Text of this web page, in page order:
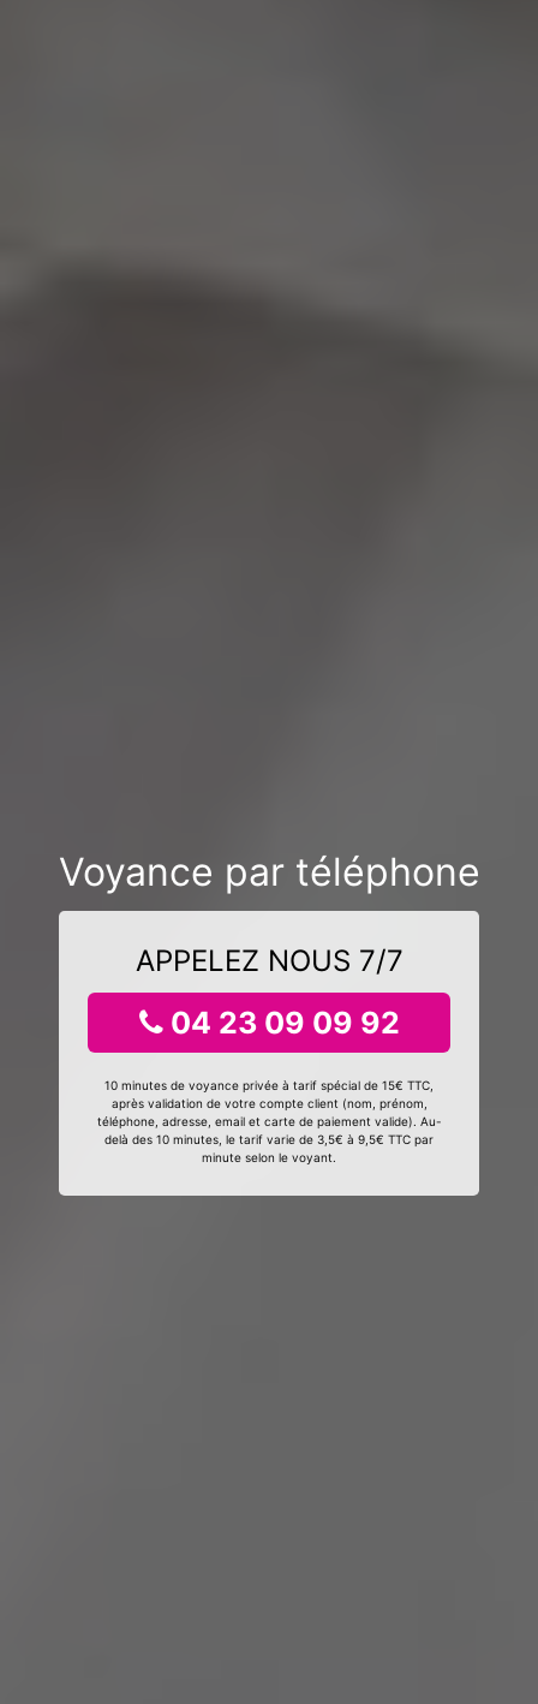
Voyance par téléphone
APPELEZ NOUS 7/7
04 23 09 09 92
10 minutes de voyance privée à tarif spécial de 15€ TTC,
après validation de votre compte client (nom, prénom,
téléphone, adresse, email et carte de paiement valide). Au-
delà des 10 minutes, le tarif varie de 3,5€ à 9,5€ TTC par
minute selon le voyant.